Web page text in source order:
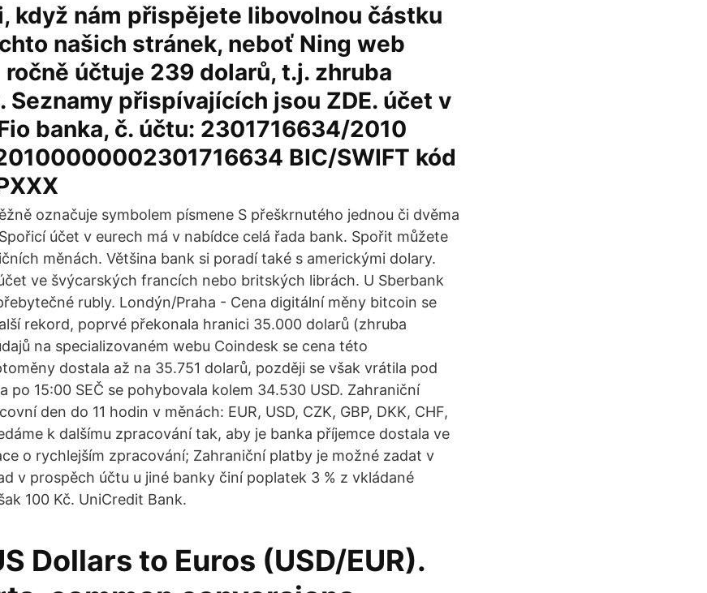
když nám přispějete libovolnou částku
našich stránek, neboť Ning web
účtuje 239 dolarů, t.j. zhruba
Seznamy přispívajících jsou ZDE. účet v
banka, č. účtu: 2301716634/2010
BIC/SWIFT kód
označuje symbolem písmene S přeškrnutého jednou či dvěma
účet v eurech má v nabídce celá řada bank. Spořit můžete
měnách. Většina bank si poradí také s americkými dolary.
ve švýcarských francích nebo britských librách. U Sberbank
rubly. Londýn/Praha - Cena digitální měny bitcoin se
rekord, poprvé překonala hranici 35.000 dolarů (zhruba
na specializovaném webu Coindesk se cena této
dostala až na 35.751 dolarů, později se však vrátila pod
po 15:00 SEČ se pohybovala kolem 34.530 USD. Zahraniční
den do 11 hodin v měnách: EUR, USD, CZK, GBP, DKK, CHF,
k dalšímu zpracování tak, aby je banka příjemce dostala ve
o rychlejším zpracování; Zahraniční platby je možné zadat v
v prospěch účtu u jiné banky činí poplatek 3 % z vkládané
100 Kč. UniCredit Bank.
Dollars to Euros (USD/EUR).